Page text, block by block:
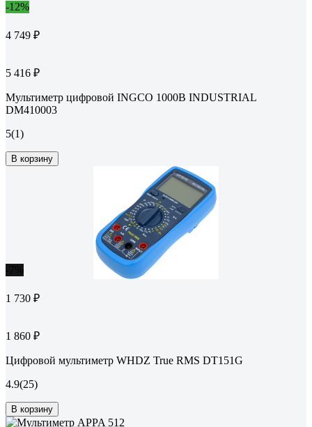
-12%
4 749 ₽
5 416 ₽
Мультиметр цифровой INGCO 1000В INDUSTRIAL
DM410003
5(1)
В корзину
1 730 ₽
1 860 ₽
Цифровой мультиметр WHDZ True RMS DT151G
4.9(25)
В корзину